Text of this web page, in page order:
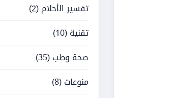
تفسير الأحلام(2)
تقنية(10)
صحة وطب(35)
منوعات(8)